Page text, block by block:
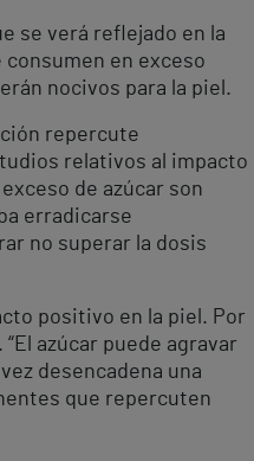
se verá reflejado en la
en exceso
nocivos para la piel.
repercute
relativos al impacto
de azúcar son
erradicarse
no superar la dosis
positivo en la piel. Por
azúcar puede agravar
desencadena una
que repercuten